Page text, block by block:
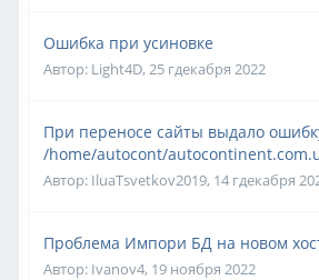
Ошибка при усиновке
Автор: Light4D, 25 гдекабря 2022
При переносе сайты выдало
/home/autocont/
Автор: IluaTsvetkov2019, 14 гдекабря
Проблема Импори БД на новом
Автор: Ivanov4, 19 ноября 2022